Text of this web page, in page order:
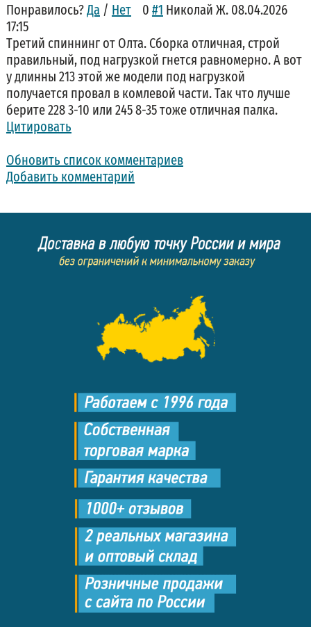
Понравилось?Да / Нет 0 #1 Николай Ж. 08.04.2026
17:15
Третий спиннинг от Олта. Сборка отличная, строй
правильный, под нагрузкой гнется равномерно. А вот
у длинны 213 этой же модели под нагрузкой
получается провал в комлевой части. Так что лучше
берите 228 3-10 или 245 8-35 тоже отличная палка.
Цитировать
Обновить список комментариев
Добавить комментарий